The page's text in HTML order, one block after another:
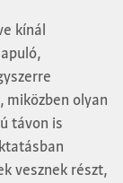
kínál
olyan
távon is
vesznek részt,